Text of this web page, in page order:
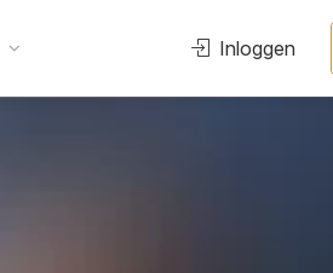
Inloggen